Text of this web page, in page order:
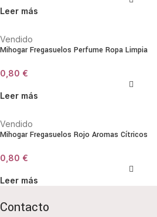
Leer más
Vendido
Mihogar Fregasuelos Perfume Ropa Limpia
0,80 €
Leer más
Vendido
Mihogar Fregasuelos Rojo Aromas Cítricos
0,80 €
Leer más
Contacto